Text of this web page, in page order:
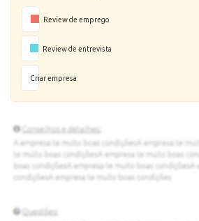
Review de emprego
Review de entrevista
Criar empresa